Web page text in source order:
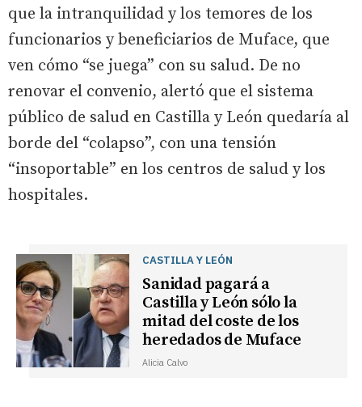
que la intranquilidad y los temores de los
funcionarios y beneficiarios de Muface, que
ven cómo “se juega” con su salud. De no
renovar el convenio, alertó que el sistema
público de salud en Castilla y León quedaría al
borde del “colapso”, con una tensión
“insoportable” en los centros de salud y los
hospitales.
CASTILLA Y LEÓN
Sanidad pagará a
Castilla y León sólo la
mitad del coste de los
heredados de Muface
Alicia Calvo